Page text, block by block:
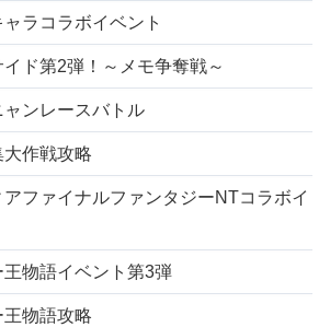
ラコラボイベント
イド第2弾！～メモ争奪戦～
ンレースバトル
作戦攻略
ファイナルファンタジーNTコラボイ
王物語イベント第3弾
物語攻略